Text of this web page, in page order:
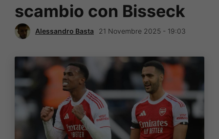
scambio con Bisseck
Alessandro Basta 21 Novembre 2025 - 19:03